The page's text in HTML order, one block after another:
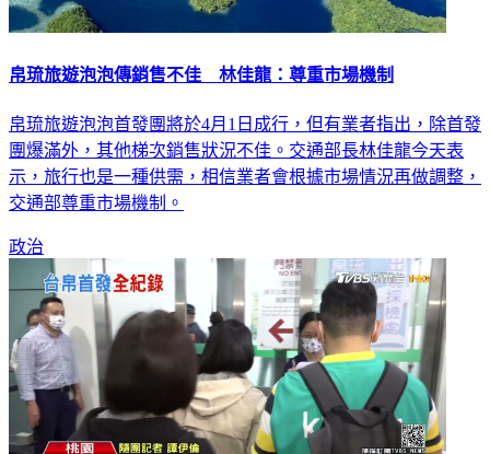
帛琉旅遊泡泡傳銷售不佳 林佳龍：尊重市場機制
帛琉旅遊泡泡首發團將於4月1日成行，但有業者指出，除首發
團爆滿外，其他梯次銷售狀況不佳。交通部長林佳龍今天表
示，旅行也是一種供需，相信業者會根據市場情況再做調整，
交通部尊重市場機制。
政治